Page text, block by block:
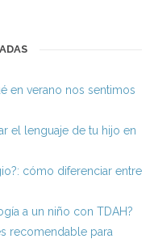
en verano nos sentimos
el lenguaje de tu hijo en
cómo diferenciar entre
a un niño con TDAH?
recomendable para